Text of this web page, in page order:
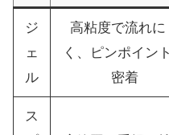
ジ
ェ
ル
高粘度で流れに
く、ピンポイン
密着
ス